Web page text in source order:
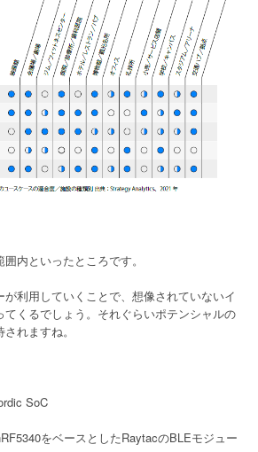
内といったところです。
利用していくことで、想像されていないイ
てくるでしょう。それぐらいポテンシャルの
れますね。
SoC
をベースとしたRaytacのBLEモジュー